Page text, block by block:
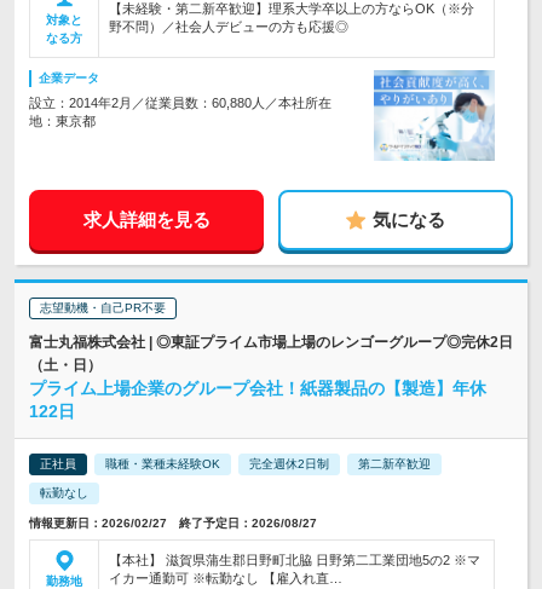
対象と
なる方
【未経験・第二新卒歓迎】理系大学卒以上の方ならOK（※分
野不問）／社会人デビューの方も応援◎
企業データ
設立：2014年2月／従業員数：60,880人／本社所在
地：東京都
求人詳細を見る 気になる
志望動機・自己PR不要
富士丸福株式会社 | ◎東証プライム市場上場のレンゴーグループ◎完休2日
（土・日）
プライム上場企業のグループ会社！紙器製品の【製造】年休
122日
正社員 職種・業種未経験OK 完全週休2日制 第二新卒歓迎
転勤なし
情報更新日：2026/02/27 終了予定日：2026/08/27
勤務地
【本社】 滋賀県蒲生郡日野町北脇 日野第二工業団地5の2 ※マ
イカー通勤可 ※転勤なし 【雇入れ直…